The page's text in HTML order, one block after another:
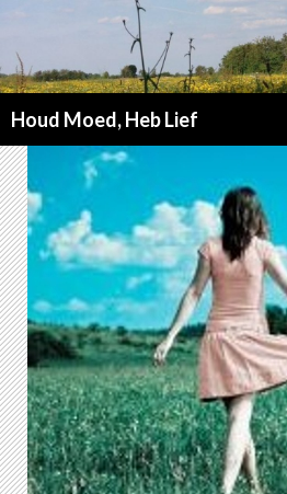
Houd Moed, Heb Lief
NAAR
INHOUD